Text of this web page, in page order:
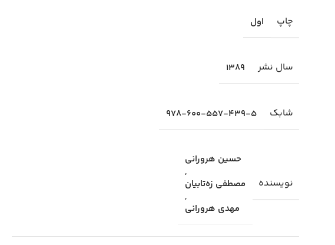
چاپ اول
سال نشر 1389
شابك 978-600-557-439-5
نویسنده
حسين هروراني
,
مصطفي زه‌تابيان
,
مهدي هروراني